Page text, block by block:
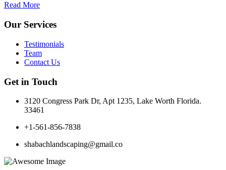
Read More
Our Services
Testimonials
Team
Contact Us
Get in Touch
3120 Congress Park Dr, Apt 1235, Lake Worth Florida.
33461
+1-561-856-7838
shabachlandscaping@gmail.co